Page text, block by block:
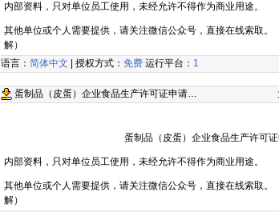
内部资料，只对单位员工使用，未经允许不得作为商业用途。
其他单位或个人需要提供，请关注微信公众号，直接在线索取。
解）
语言： 简体中文 | 授权方式： 免费 运行平台： 1
蛋制品（皮蛋）企业食品生产许可证申请…
蛋制品（皮蛋）企业食品生产许可
内部资料，只对单位员工使用，未经允许不得作为商业用途。
其他单位或个人需要提供，请关注微信公众号，直接在线索取。
解）